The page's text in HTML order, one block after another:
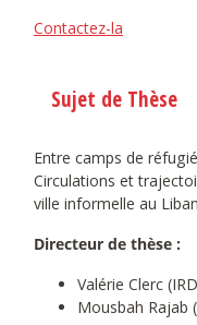
Contactez-la
Sujet de Thèse
Entre camps de
Circulations et
ville informelle au
Directeur de thèse :
Valérie Clerc
Mousbah Rajab